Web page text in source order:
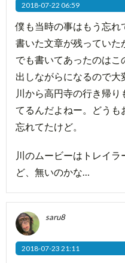
2018-07-22 06:59
僕も当時の事はもう忘れ
書いた文章が残っていた
でも書いてあったのは
出しながらになるので大
川から高円寺の行き帰
てるんだよねー。どうも
忘れてたけど。
川のムービーはトレイ
ど、無いのかな…
saru8
2018-07-23 21:11